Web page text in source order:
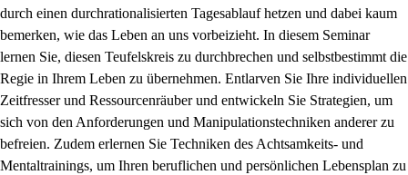
durch einen durchrationalisierten Tagesablauf hetzen und dabei kaum
bemerken, wie das Leben an uns vorbeizieht. In diesem Seminar
lernen Sie, diesen Teufelskreis zu durchbrechen und selbstbestimmt die
Regie in Ihrem Leben zu übernehmen. Entlarven Sie Ihre individuellen
Zeitfresser und Ressourcenräuber und entwickeln Sie Strategien, um
sich von den Anforderungen und Manipulationstechniken anderer zu
befreien. Zudem erlernen Sie Techniken des Achtsamkeits- und
Mentaltrainings, um Ihren beruflichen und persönlichen Lebensplan zu